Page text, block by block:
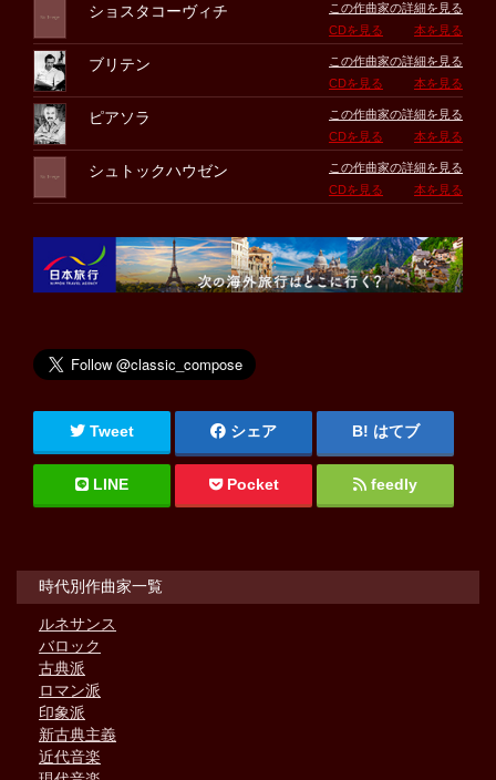
ショスタコーヴィチ
この作曲家の詳細を見る
CDを見る
本を見る
ブリテン
この作曲家の詳細を見る
CDを見る
本を見る
ピアソラ
この作曲家の詳細を見る
CDを見る
本を見る
シュトックハウゼン
この作曲家の詳細を見る
CDを見る
本を見る
Tweet シェア はてブ
LINE Pocket feedly
時代別作曲家一覧
ルネサンス
バロック
古典派
ロマン派
印象派
新古典主義
近代音楽